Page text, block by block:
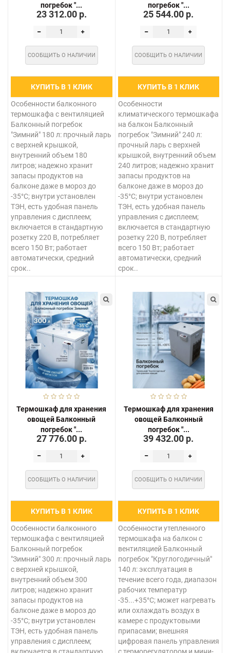
погребок "...
23 312.00 р.
СООБЩИТЬ О НАЛИЧИИ
КУПИТЬ В 1 КЛИК
Особенности балконного
термошкафа с вентиляцией
Балконный погребок
"Зимний" 180 л: прочный ларь
с верхней крышкой,
внутренний объем 180
литров; надежно хранит
запасы продуктов на
балконе даже в мороз до
-35°C; внутри установлен
ТЭН, есть удобная панель
управления с дисплеем;
включается в стандартную
розетку 220 В, потребляет
всего 150 Вт; работает
автоматически, средний
срок..
погребок "...
25 544.00 р.
СООБЩИТЬ О НАЛИЧИИ
КУПИТЬ В 1 КЛИК
Особенности
климатического термошкафа
на балкон Балконный
погребок "Зимний" 240 л:
прочный ларь с верхней
крышкой, внутренний объем
240 литров; надежно хранит
запасы продуктов на
балконе даже в мороз до
-35°C; внутри установлен
ТЭН, есть удобная панель
управления с дисплеем;
включается в стандартную
розетку 220 В, потребляет
всего 150 Вт; работает
автоматически, средний
срок..
Термошкаф для хранения
овощей Балконный
погребок "...
27 776.00 р.
СООБЩИТЬ О НАЛИЧИИ
КУПИТЬ В 1 КЛИК
Особенности балконного
термошкафа с вентиляцией
Балконный погребок
"Зимний" 300 л: прочный ларь
с верхней крышкой,
внутренний объем 300
литров; надежно хранит
запасы продуктов на
балконе даже в мороз до
-35°C; внутри установлен
ТЭН, есть удобная панель
управления с дисплеем;
Термошкаф для хранения
овощей Балконный
погребок "...
39 432.00 р.
СООБЩИТЬ О НАЛИЧИИ
КУПИТЬ В 1 КЛИК
Особенности утепленного
термошкафа на балкон с
вентиляцией Балконный
погребок "Круглогодичный"
140 л: эксплуатация в
течение всего года, диапазон
рабочих температур
-35...+35°C; может нагревать
или охлаждать воздух в
камере с продуктовыми
припасами; внешняя
цифровая панель управления